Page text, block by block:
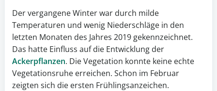
Der vergangene Winter war durch milde
Temperaturen und wenig Niederschläge in den
letzten Monaten des Jahres 2019 gekennzeichnet.
Das hatte Einfluss auf die Entwicklung der
Ackerpflanzen. Die Vegetation konnte keine echte
Vegetationsruhe erreichen. Schon im Februar
zeigten sich die ersten Frühlingsanzeichen.